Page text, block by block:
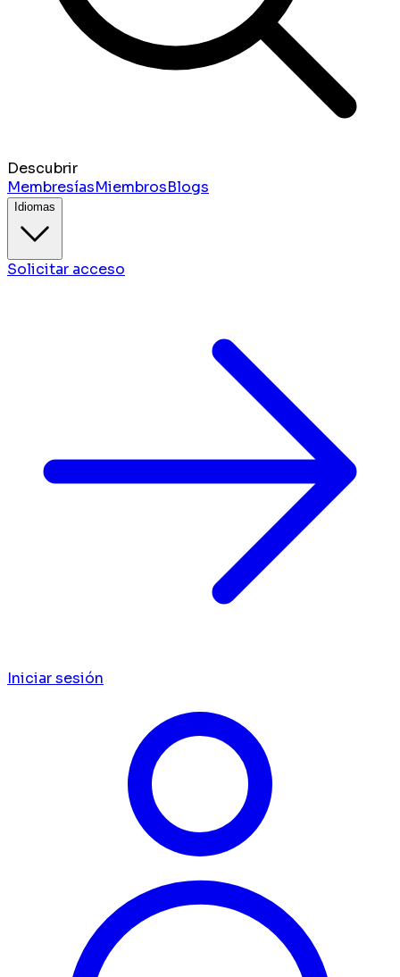
Descubrir
MembresíasMiembrosBlogs
Idiomas
Solicitar acceso
Iniciar sesión